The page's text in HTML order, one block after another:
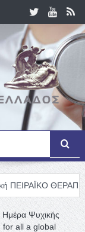
ΘΕΡΑΠΕΥΤΗΡΙΟ Α.
Ημέρα Ψυχικής
for all a global